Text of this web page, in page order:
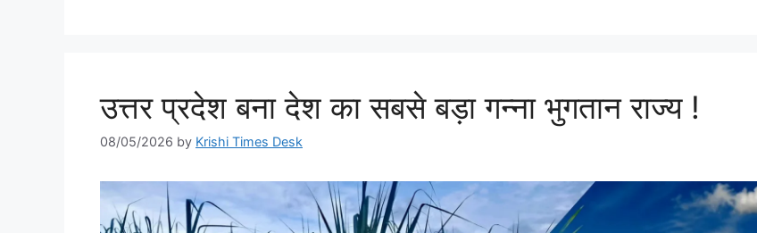
उत्तर प्रदेश बना देश का सबसे बड़ा गन्ना भुगतान राज्य !
08/05/2026 by Krishi Times Desk